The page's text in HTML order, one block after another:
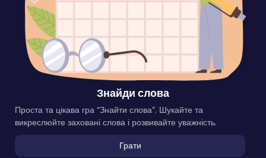
Знайди слова
Проста та цікава гра “Знайти слова”. Шукайте та
викреслюйте заховані слова і розвивайте уважність.
Грати